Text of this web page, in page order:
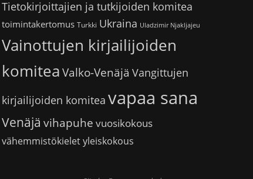
Tietokirjoittajien ja tutkijoiden komitea
toimintakertomus Turkki Ukraina Uladzimir Njakljajeu
Vainottujen kirjailijoiden
komitea Valko-Venäjä Vangittujen
kirjailijoiden komitea vapaa sana
Venäjä vihapuhe vuosikokous
vähemmistökieletyleiskokous